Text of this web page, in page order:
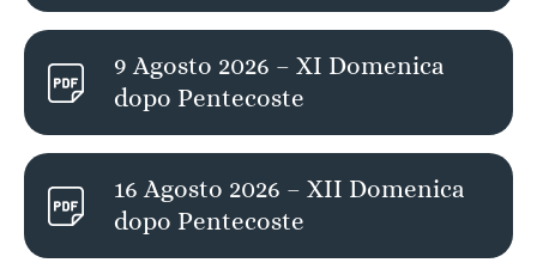
9 Agosto 2026 – XI Domenica
dopo Pentecoste
16 Agosto 2026 – XII Domenica
dopo Pentecoste